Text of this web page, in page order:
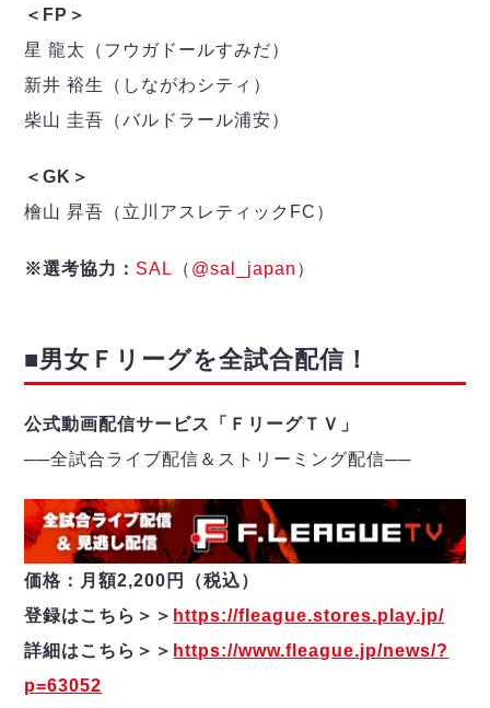
シュライカー大阪
ボルクバレット北九州
バサジィ大分
選手の通算記録（Ｆ２）
ヴォスクオーレ仙台
マルバ水戸FC
Y．S．C．C．横浜
デウソン神戸
ポルセイド浜田
ミラクルスマイル新居浜
＜FP＞
星 龍太（フウガドールすみだ）
新井 裕生（しながわシティ）
柴山 圭吾（バルドラール浦安）
＜GK＞
檜山 昇吾（立川アスレティックFC）
※選考協力： SAL （ @sal_japan ）
■男女Ｆリーグを全試合配信！
公式動画配信サービス「ＦリーグＴＶ」
──全試合ライブ配信＆ストリーミング配信──
価格：月額2,200円（税込）
登録はこちら＞＞ https://fleague.stores.play.jp/
詳細はこちら＞＞ https://www.fleague.jp/news/?
p=63052